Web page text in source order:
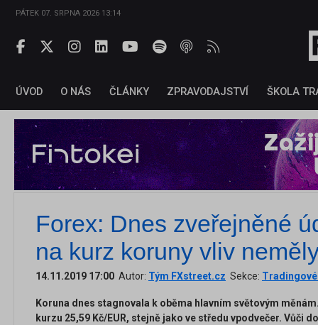
PÁTEK 07. SRPNA 2026 13:14
ÚVOD O NÁS ČLÁNKY ZPRAVODAJSTVÍ ŠKOLA
Forex: Dnes zveřejněné
na kurz koruny vliv
14.11.2019 17:00 Autor: Tým FXstreet.cz Sekce: Tradingové
Koruna dnes stagnovala k oběma hlavním světovým
kurzu 25,59 Kč/EUR, stejně jako ve středu vpodvečer. Vůči